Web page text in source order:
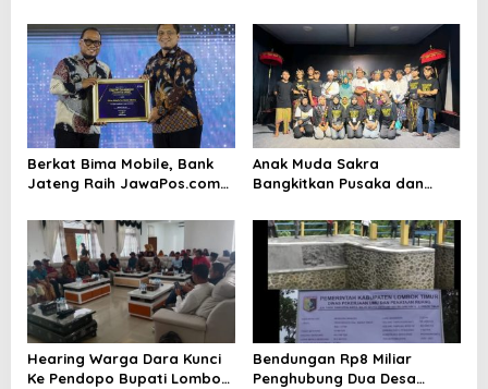
Digitalisasi Retribusi
Berkat Bima Mobile, Bank
Jateng Raih JawaPos.com
2026
Anak Muda Sakra
Bangkitkan Pusaka dan
Siap Gegerkan Lombok
Timur
Hearing Warga Dara Kunci
Ke Pendopo Bupati Lombok
Bendungan Rp8 Miliar
Penghubung Dua Desa